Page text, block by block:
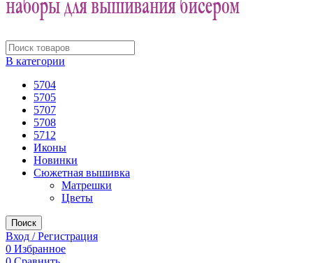
В категории
5704
5705
5707
5708
5712
Иконы
Новинки
Сюжетная вышивка
Матрешки
Цветы
Поиск
Вход / Регистрация
0 Избранное